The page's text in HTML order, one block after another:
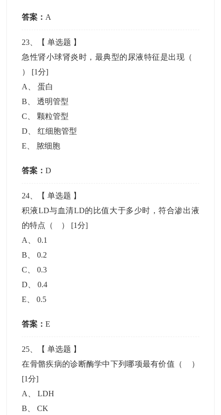
答案： A
23 、【单选题 】
急性肾小球肾炎时，最典型的尿液特征是出现（
） [1分]
A
、蛋白
B 、透明管型
C
颗粒管型
D 、红细胞管型
E
脓细胞
答案：D
24 、【单选题 】
积液LD与血清LD的比值大于多少时，符合渗出液
的特点（ ） [1分]
A
、0.1
B 、0.2
C 、0.3
D 、0.4
E 、0.5
答案：E
25 、【单选题 】
在骨骼疾病的诊断酶学中下列哪项最有价值（ ）
[1分]
A
、LDH
B 、CK